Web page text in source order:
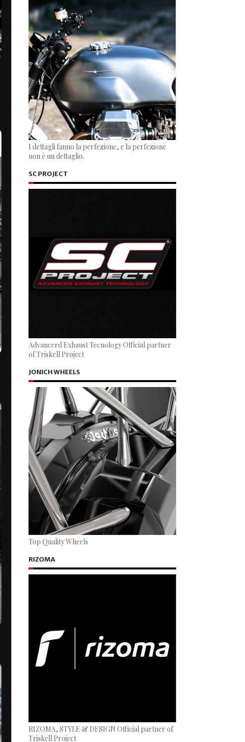
I dettagli fanno la perfezione, e la perfezione
non è un dettaglio.
SC PROJECT
Advancerd Exhaust Tecnology Official partner
of Triskell Project
JONICH WHEELS
Top Quality Wheels
RIZOMA
RIZOMA, STYLE & DESIGN Official partner of
Triskell Project